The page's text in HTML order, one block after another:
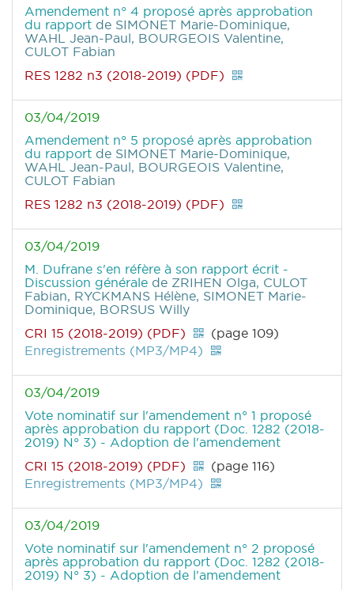
Amendement n° 4 proposé après approbation
du rapport de SIMONET Marie-Dominique,
WAHL Jean-Paul, BOURGEOIS Valentine,
CULOT Fabian
RES 1282 n3 (2018-2019) (PDF)
03/04/2019
Amendement n° 5 proposé après approbation
du rapport de SIMONET Marie-Dominique,
WAHL Jean-Paul, BOURGEOIS Valentine,
CULOT Fabian
RES 1282 n3 (2018-2019) (PDF)
03/04/2019
M. Dufrane s'en réfère à son rapport écrit -
Discussion générale de ZRIHEN Olga, CULOT
Fabian, RYCKMANS Hélène, SIMONET Marie-
Dominique, BORSUS Willy
CRI 15 (2018-2019) (PDF)
(page 109)
Enregistrements (MP3/MP4)
03/04/2019
Vote nominatif sur l'amendement n° 1 proposé
après approbation du rapport (Doc. 1282 (2018-
2019) N° 3) - Adoption de l'amendement
CRI 15 (2018-2019) (PDF)
(page 116)
Enregistrements (MP3/MP4)
03/04/2019
Vote nominatif sur l'amendement n° 2 proposé
après approbation du rapport (Doc. 1282 (2018-
2019) N° 3) - Adoption de l'amendement